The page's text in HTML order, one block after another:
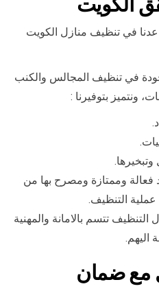
في تنظيف منازل الكويت
في تنظيف المجالس والكنب
ونتميز بتوفيرنا :
وتبخيرها.
فعالة وممتازة ومصرح بها من
عملية التنظيف.
تتسم بالامانة والمهنية
اليهم.
مع ضمان